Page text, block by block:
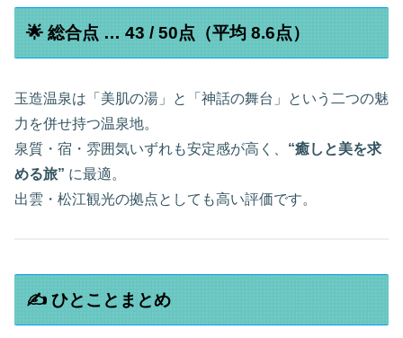
🌟 総合点 … 43 / 50点（平均 8.6点）
玉造温泉は「美肌の湯」と「神話の舞台」という二つの魅
力を併せ持つ温泉地。
泉質・宿・雰囲気いずれも安定感が高く、 “癒しと美を求
める旅” に最適。
出雲・松江観光の拠点としても高い評価です。
✍️ ひとことまとめ